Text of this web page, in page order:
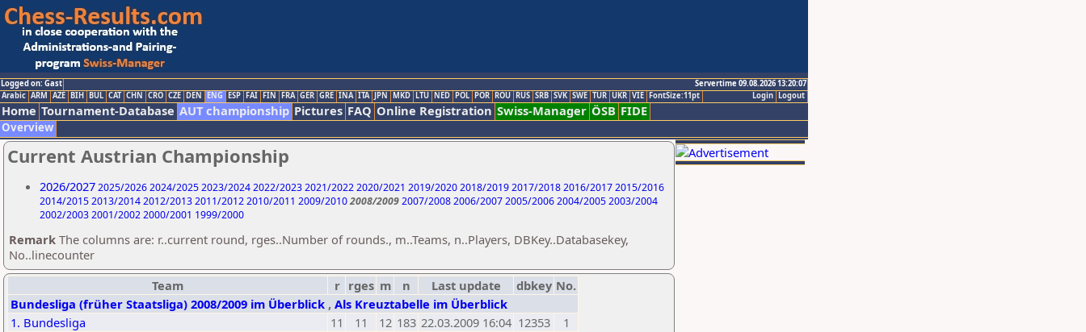
Logged on: Gast
Servertime 09.08.2026 13:20:07
Logout
Login
Arabic ARM AZE BIH BUL CAT CHN CRO CZE DEN ENG ESP FAI FIN FRA GER GRE INA ITA JPN MKD LTU NED POL POR ROU RUS SRB SVK SWE TUR UKR VIE FontSize:11pt
Home Tournament-Database AUT championship Pictures FAQ Online Registration Swiss-Manager ÖSB FIDE
Overview
Current Austrian Championship
2026/20272025/20262024/20252023/20242022/20232021/20222020/2021 2019/20202018/20192017/20182016/20172015/2016
2014/20152013/20142012/20132011/20122010/2011 2009/20102008/20092007/20082006/20072005/20062004/20052003/2004
2002/20032001/20022000/2001 1999/2000
Remark The columns are: r..current round, rges..Number of rounds., m..Teams, n..Players, DBKey..Databasekey,
No..linecounter
Team
r rges m n Last update dbkey No.
Bundesliga (früher Staatsliga) 2008/2009 im Überblick , Als Kreuztabelle im Überblick
1. Bundesliga
11 11 12 183 22.03.2009 16:04 12353
1